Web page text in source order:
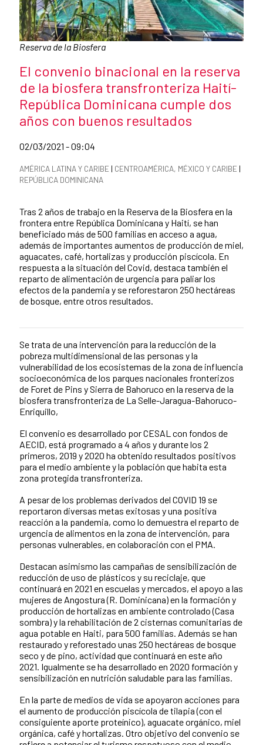
Pie de foto:
Reserva de la Biosfera
Título de la noticia
El convenio binacional en la reserva
de la biosfera transfronteriza Haití-
República Dominicana cumple dos
años con buenos resultados
Fecha de publicación de la noticia
02/03/2021 - 09:04
Categorías de la noticia
AMÉRICA LATINA Y CARIBE | CENTROAMÉRICA, MÉXICO Y CARIBE |
REPÚBLICA DOMINICANA
Tras 2 años de trabajo en la Reserva de la Biosfera en la
frontera entre República Dominicana y Haití, se han
beneficiado más de 500 familias en acceso a agua,
además de importantes aumentos de producción de miel,
aguacates, café, hortalizas y producción piscícola. En
respuesta a la situación del Covid, destaca también el
reparto de alimentación de urgencia para paliar los
efectos de la pandemia y se reforestaron 250 hectáreas
de bosque, entre otros resultados.
Contenido de la noticia
Se trata de una intervención para la reducción de la
pobreza multidimensional de las personas y la
vulnerabilidad de los ecosistemas de la zona de influencia
socioeconómica de los parques nacionales fronterizos
de Foret de Pins y Sierra de Bahoruco en la reserva de la
biosfera transfronteriza de La Selle-Jaragua-Bahoruco-
Enriquillo,
El convenio es desarrollado por CESAL con fondos de
AECID, está programado a 4 años y durante los 2
primeros, 2019 y 2020 ha obtenido resultados positivos
para el medio ambiente y la población que habita esta
zona protegida transfronteriza.
A pesar de los problemas derivados del COVID 19 se
reportaron diversas metas exitosas y una positiva
reacción a la pandemia, como lo demuestra el reparto de
urgencia de alimentos en la zona de intervención, para
personas vulnerables, en colaboración con el PMA.
Destacan asimismo las campañas de sensibilización de
reducción de uso de plásticos y su reciclaje, que
continuará en 2021 en escuelas y mercados, el apoyo a las
mujeres de Angostura (R. Dominicana) en la formación y
producción de hortalizas en ambiente controlado (Casa
sombra) y la rehabilitación de 2 cisternas comunitarias de
agua potable en Haiti, para 500 familias. Además se han
restaurado y reforestado unas 250 hectáreas de bosque
seco y de pino, actividad que continuará en este año
2021. Igualmente se ha desarrollado en 2020 formación y
sensibilización en nutrición saludable para las familias.
En la parte de medios de vida se apoyaron acciones para
el aumento de producción piscícola de tilapia (con el
consiguiente aporte proteínico), aguacate orgánico, miel
orgánica, café y hortalizas. Otro objetivo del convenio se